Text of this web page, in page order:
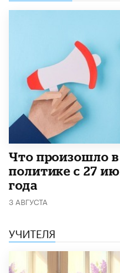
​Что произошло в
политике с 27
года
3 АВГУСТА
УЧИТЕЛЯ